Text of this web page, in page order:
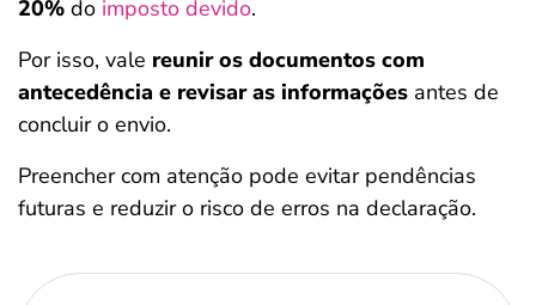
20% do imposto devido.
Por isso, vale reunir os documentos com
antecedência e revisar as informações antes de
concluir o envio.
Preencher com atenção pode evitar pendências
futuras e reduzir o risco de erros na declaração.